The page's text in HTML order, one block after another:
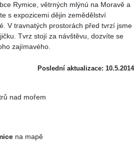
Rymice, větrných mlýnú na Moravě a
s expozicemi dějin zemědělství
V travnatých prostorách před tvrzí jsme
Tvrz stojí za návštěvu, dozvíte se
zajímavého.
Poslední aktualizace: 10.5.2014
nad mořem
na mapě